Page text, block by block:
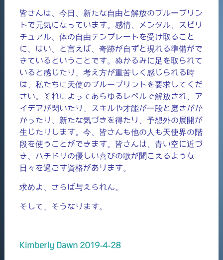
皆さんは、今日、新たな自由と解放のブループリン
トで元気になっています。感情、メンタル、スピリ
チュアル、体の自由テンプレートを受け取ること
に、はい、と言えば、奇跡が自ずと現れる準備がで
きているということです。ぬかるみに足を取られて
いると感じたり、考え方が重苦しく感じられる時
は、私たちに天使のブループリントを要求してくだ
さい。それによってあらゆるレベルで解放され、ア
イデアが閃いたり、スキルや才能が一段と磨きがか
かったり、新たな気づきを得たり、予想外の展開が
生じたりします。今、皆さんも他の人も天使界の階
段を使うことができます。皆さんは、青い空に近づ
き、ハチドリの優しい喜びの歌が聞こえるような
日々を過ごす資格があります。
求めよ、さらば与えられん。
そして、そうなります。
Kimberly Dawn 2019-4-28